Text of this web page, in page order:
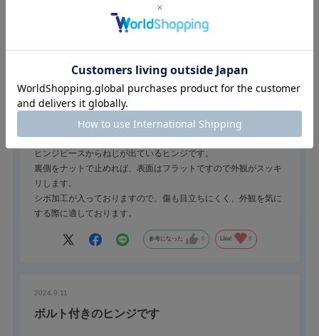
外観をスッキリさせる事が出来ます。
栃木屋スタッフ
ヒンジピースからねじが出ているヒンジです。
裏側をナットで止めれば、表面はフラットですので外観がスッキ
リします。
シボ加工が入っておりますので、傷も目立ちにくく、外観を気に
する際に適しております。
参考になった 0 Like! 0
2024.9.11
ボルト付きのヒンジです